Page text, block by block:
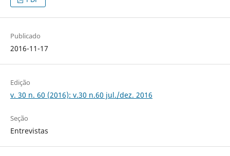
Publicado
2016-11-17
Edição
v. 30 n. 60 (2016): v.30 n.60 jul./dez. 2016
Seção
Entrevistas